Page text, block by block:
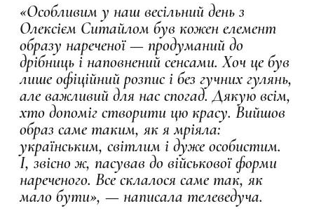
«Особливим у наш весільний день з
Олексієм Ситайлом був кожен елемент
образу нареченої — продуманий до
дрібниць і наповнений сенсами. Хоч це був
лише офіційний розпис і без гучних гулянь,
але важливий для нас спогад. Дякую всім,
хто допоміг створити цю красу. Вийшов
образ саме таким, як я мріяла:
українським, світлим і дуже особистим.
І, звісно ж, пасував до військової форми
нареченого. Все склалося саме так, як
мало бути», — написала телеведуча.